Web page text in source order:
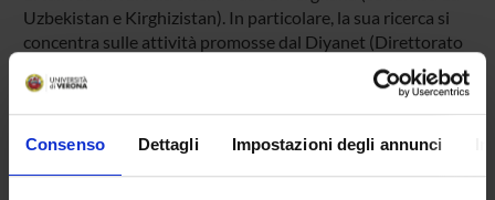
Consenso Dettagli Impostazioni degli annunci
Uzbekistan e Kirghizistan). In particolare, la sua ricerca si
concentra sulle attività promosse dal Diyanet (Direttorato
degli Affari Religiosi di Turchia) in Kirghizistan negli ultimi
trent'anni.
Till Mostowlansky (Principal Investigator)